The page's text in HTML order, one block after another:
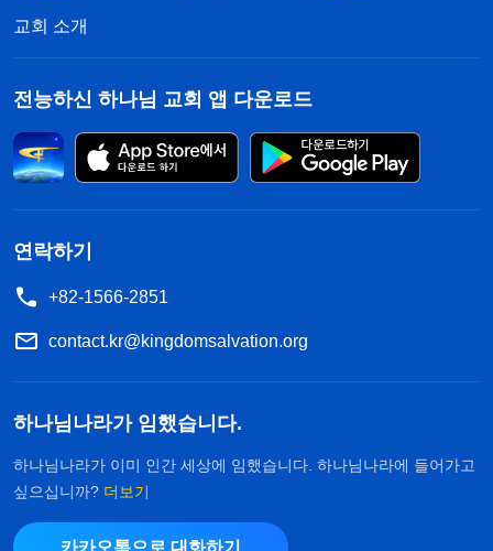
교회 소개
전능하신 하나님 교회 앱 다운로드
연락하기
+82-1566-2851
contact.kr@kingdomsalvation.org
하나님나라가 임했습니다.
하나님나라가 이미 인간 세상에 임했습니다. 하나님나라에 들어가고
싶으십니까? 더보기
카카오톡으로 대화하기